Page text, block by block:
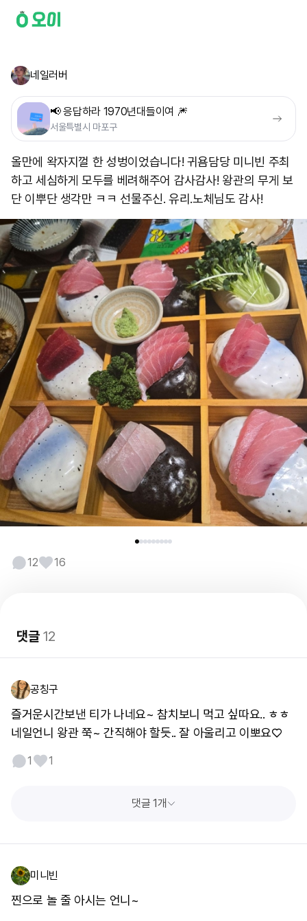
네일러버
📢 응답하라 1970년대들이여 🎆
서울특별시 마포구
올만에 왁자지껄 한 성벙이었습니다! 귀욤담당 미니빈 주최
하고 세심하게 모두를 베려해주어 감사감사! 왕관의 무게 보
단 이뿌단 생각만 ㅋㅋ 선물주신. 유리.노체님도 감사!
12 16
댓글12
공칭구
즐거운시간보낸 티가 나네요~ 참치보니 먹고 싶따요.. ㅎㅎ
네일언니 왕관 쭉~ 간직해야 할듯.. 잘 아울리고 이뽀요♡
1 1
댓글 1개
미니빈
찐으로 놀 줄 아시는 언니~